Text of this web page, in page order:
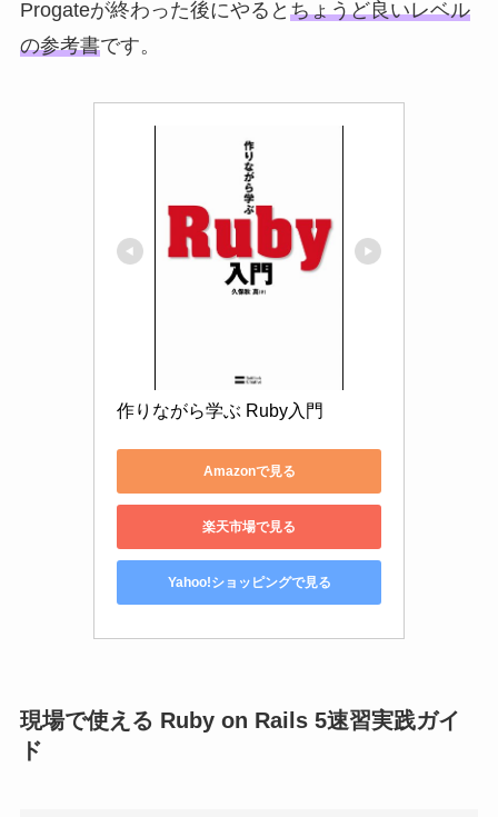
Progateが終わった後にやると ちょうど良いレベル
の参考書です。
作りながら学ぶ Ruby入門
Amazonで見る
楽天市場で見る
Yahoo!ショッピングで見る
現場で使える Ruby on Rails 5速習実践ガイ
ド